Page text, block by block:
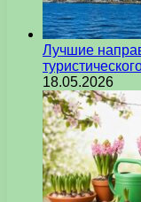
Лучшие
18.05.2026